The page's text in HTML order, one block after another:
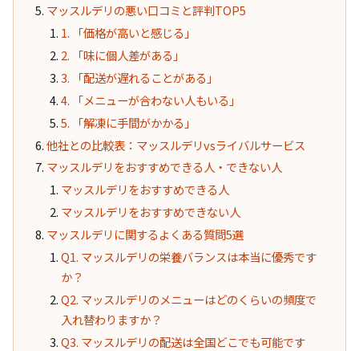
マッスルデリの悪い口コミと評判TOP5
1. 「価格が高いと感じる」
2. 「味に個人差がある」
3. 「配送が遅れることがある」
4. 「メニューが合わない人もいる」
5. 「解凍に手間がかかる」
他社との比較表：マッスルデリvsライバルサービス
マッスルデリをおすすめできる人・できない人
マッスルデリをおすすめできる人
マッスルデリをおすすめできない人
マッスルデリに関するよくある質問5選
Q1. マッスルデリの栄養バランスは本当に優秀です
か？
Q2. マッスルデリのメニューはどのくらいの頻度で
入れ替わりますか？
Q3. マッスルデリの配送は全国どこでも可能です